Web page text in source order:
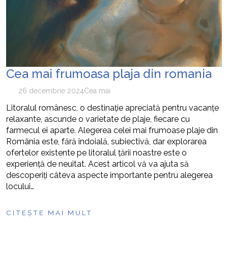
Cea mai frumoasa plaja din romania
26 decembrie 2024Cea mai
Litoralul românesc, o destinație apreciată pentru vacanțe
relaxante, ascunde o varietate de plaje, fiecare cu
farmecul ei aparte. Alegerea celei mai frumoase plaje din
România este, fără îndoială, subiectivă, dar explorarea
ofertelor existente pe litoralul țării noastre este o
experiență de neuitat. Acest articol vă va ajuta să
descoperiți câteva aspecte importante pentru alegerea
locului…
CITEȘTE MAI MULT